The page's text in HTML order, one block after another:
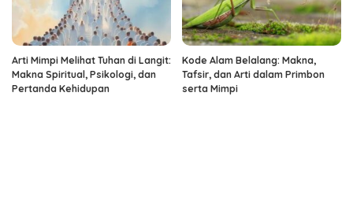
Arti Mimpi Melihat Tuhan di Langit:
Makna Spiritual, Psikologi, dan
Pertanda Kehidupan
Kode Alam Belalang: Makna,
Tafsir, dan Arti dalam Primbon
serta Mimpi